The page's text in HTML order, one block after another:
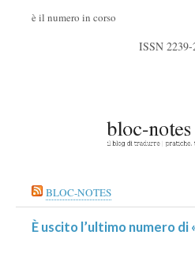
è il numero in corso
ISSN 2239-
BLOC-NOTES
È uscito l’ultimo numero di